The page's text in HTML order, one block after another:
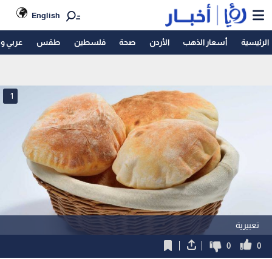
English
الرئيسية أسعار الذهب الأردن صحة فلسطين طقس عربي
تعبيرية
1
0
0